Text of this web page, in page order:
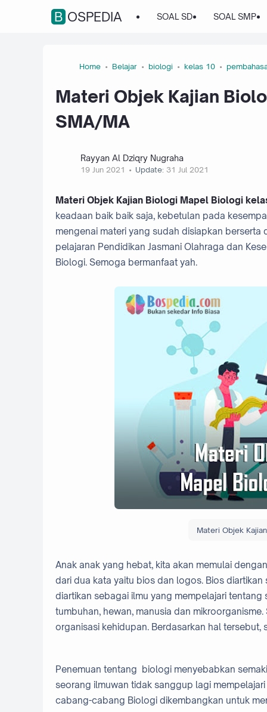
BOSPEDIA SOAL SD SOAL SMP
Home Belajar biologi kelas 10
Materi Objek Kajian
SMA/MA
Rayyan Al Dziqry Nugraha
19 Jun 2021 Update: 31 Jul 2021
Materi Objek Kajian Biologi Mapel Biologi
keadaan baik baik saja, kebetulan pada
mengenai materi yang sudah disiapkan
pelajaran Pendidikan Jasmani Olahraga dan
Biologi. Semoga bermanfaat yah.
Materi Objek
Anak anak yang hebat, kita akan memulai
dari dua kata yaitu bios dan logos. Bios
diartikan sebagai ilmu yang mempelajari
tumbuhan, hewan, manusia dan
organisasi kehidupan. Berdasarkan hal
Penemuan tentang biologi menyebabkan
seorang ilmuwan tidak sanggup lagi
cabang-cabang Biologi dikembangkan untuk